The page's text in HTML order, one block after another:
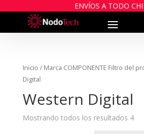
ENVÍOS A TODO
Inicio / Marca COMPONENTE Filtro del
Digital
Western Digital
Mostrando todos los resultados 4